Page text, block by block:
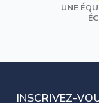
UNE
INSCRIVEZ-